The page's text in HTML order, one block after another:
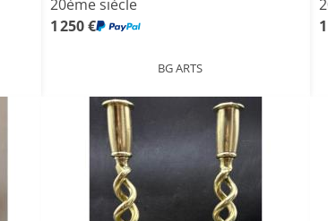
20ème siècle
1 250 €
BG ARTS